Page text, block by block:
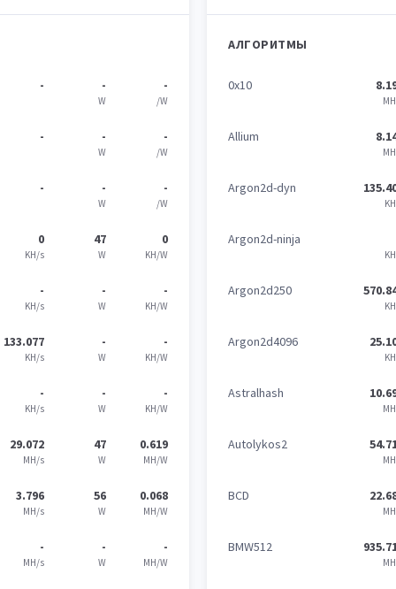
- -
W
-
/W
- -
W
-
/W
- -
W
-
/W
0
KH/s
47
W
0
KH/W
-
KH/s
-
W
-
KH/W
133.077
KH/s
-
W
-
KH/W
-
KH/s
-
W
-
KH/W
29.072
MH/s
47
W
0.619
MH/W
3.796
MH/s
56
W
0.068
MH/W
-
MH/s
-
W
-
MH/W
АЛГОРИТМЫ
0x10
Allium
Argon2d-dyn
Argon2d-ninja
Argon2d250
Argon2d4096
Astralhash
Autolykos2
BCD
BMW512